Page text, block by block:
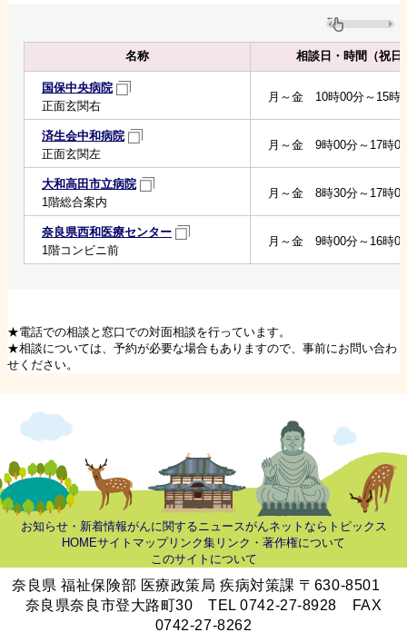
名称 相談日・時間（祝日
国保中央病院
正面玄関右
月～金 10時00分～15時
済生会中和病院
正面玄関左
月～金 9時00分～17時
大和高田市立病院
1階総合案内
月～金 8時30分～17時
奈良県西和医療センター
1階コンビニ前
月～金 9時00分～16時
★電話での相談と窓口での対面相談を行っています。
★相談については、予約が必要な場合もありますので、事前にお問い合わ
せください。
お知らせ・新着情報がんに関するニュースがんネットならトピックス
HOMEサイトマップリンク集 リンク・著作権について
このサイトについて
奈良県 福祉保険部 医療政策局 疾病対策課 〒630-8501
奈良県奈良市登大路町30 TEL 0742-27-8928 FAX
0742-27-8262